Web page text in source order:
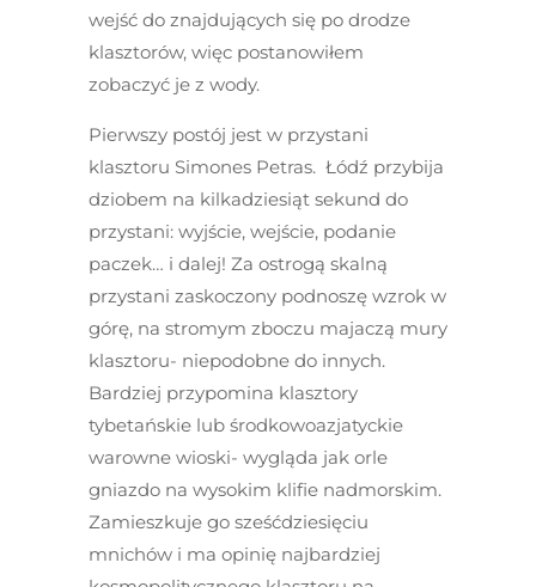
wejść do znajdujących się po drodze
klasztorów, więc postanowiłem
zobaczyć je z wody.
Pierwszy postój jest w przystani
klasztoru Simones Petras. Łódź przybija
dziobem na kilkadziesiąt sekund do
przystani: wyjście, wejście, podanie
paczek… i dalej! Za ostrogą skalną
przystani zaskoczony podnoszę wzrok w
górę, na stromym zboczu majaczą mury
klasztoru- niepodobne do innych.
Bardziej przypomina klasztory
tybetańskie lub środkowoazjatyckie
warowne wioski- wygląda jak orle
gniazdo na wysokim klifie nadmorskim.
Zamieszkuje go sześćdziesięciu
mnichów i ma opinię najbardziej